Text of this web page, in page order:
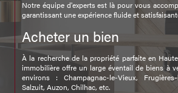
Notre équipe d'experts est là pour vous
garantissant une expérience fluide et
Acheter un bien
À la recherche de la propriété parfaite en
immobilière offre un large éventail de biens à
environs : Champagnac-le-Vieux,
Salzuit, Auzon, Chilhac, etc.